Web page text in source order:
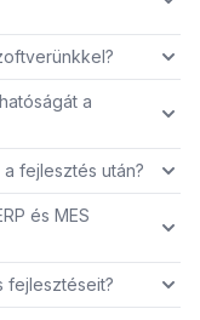
a
fejlesztés után?
és MES
fejlesztéseit?